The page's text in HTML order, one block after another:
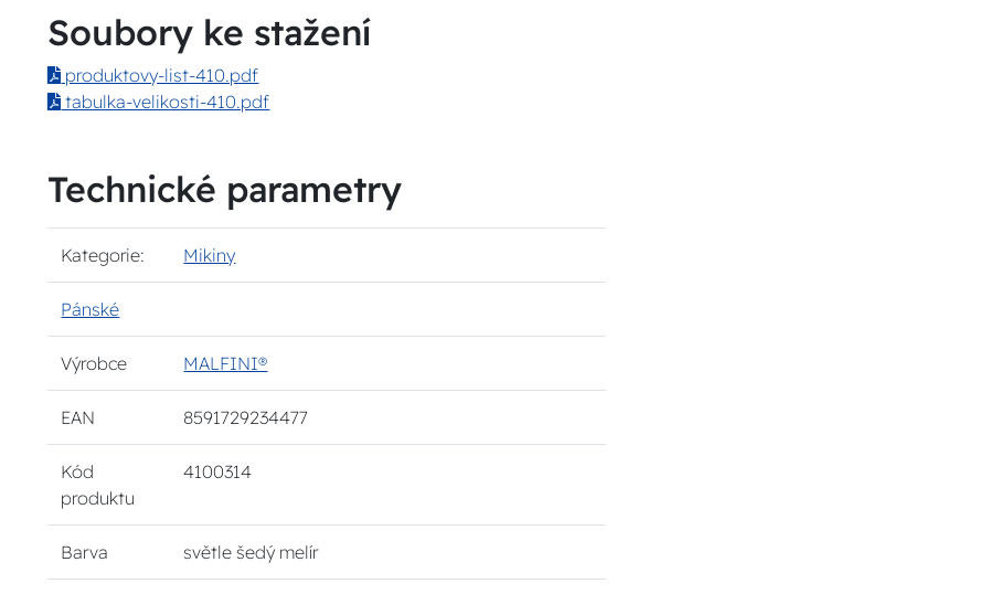
Soubory ke stažení
produktovy-list-410.pdf
tabulka-velikosti-410.pdf
Technické parametry
Kategorie: Mikiny
Pánské
Výrobce MALFINI®
EAN 8591729234477
Kód
produktu
4100314
Barva světle šedý melír